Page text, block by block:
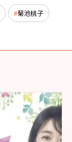
菊池桃子